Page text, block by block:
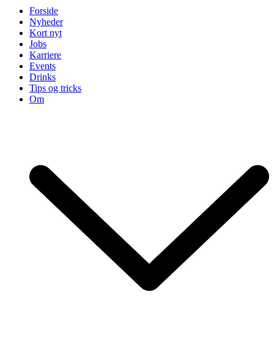
Forside
Nyheder
Kort nyt
Jobs
Karriere
Events
Drinks
Tips og tricks
Om